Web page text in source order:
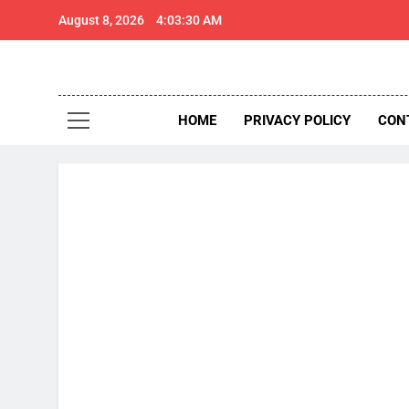
August 8, 2026 4:03:31 AM
Thar
HOME PRIVACY POLICY